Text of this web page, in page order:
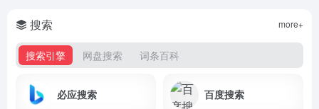
搜索
搜索引擎 网盘搜索 词条百科
more+
必应搜索 百度搜索